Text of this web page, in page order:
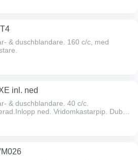
& duschblandare. 160 c/c, med
inl. ned
& duschblandare. 40 c/c.
ned. Vridomkastarpip. Dubbla